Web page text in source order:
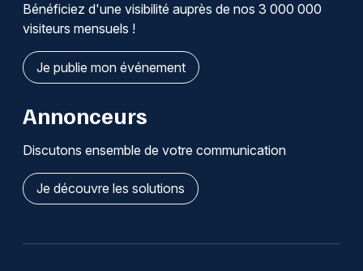
Bénéficiez d'une visibilité auprès de nos 3 000 000
visiteurs mensuels !
Je publie mon événement
Annonceurs
Discutons ensemble de votre communication
Je découvre les solutions